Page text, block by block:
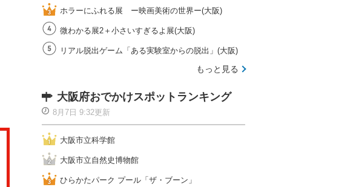
ホラーにふれる展 ー映画美術の世界ー(大阪)
微わかる展2＋小さいすぎるよ展(大阪)
リアル脱出ゲーム「ある実験室からの脱出」(大阪)
もっと見る
大阪府おでかけスポットランキング
8月7日 9:32更新
大阪市立科学館
大阪市立自然史博物館
ひらかたパーク プール「ザ・ブーン」